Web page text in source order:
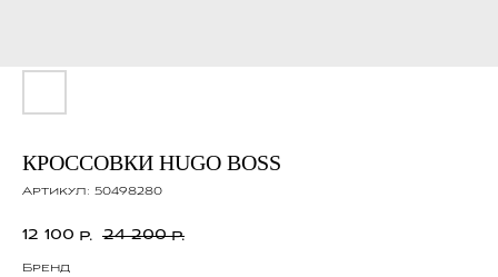
КРОССОВКИ HUGO BOSS
Артикул: 50498280
12 100 р. 24 200 р.
Бренд